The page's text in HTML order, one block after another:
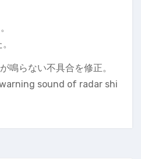
鳴らない不具合を修正。
sound of radar shi